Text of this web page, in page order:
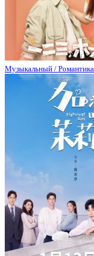
Музыкальный / Романтика